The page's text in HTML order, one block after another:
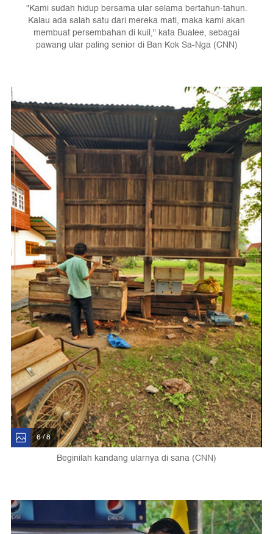
"Kami sudah hidup bersama ular selama bertahun-tahun.
Kalau ada salah satu dari mereka mati, maka kami akan
membuat persembahan di kuil," kata Bualee, sebagai
pawang ular paling senior di Ban Kok Sa-Nga (CNN)
6 / 8
Beginilah kandang ularnya di sana (CNN)